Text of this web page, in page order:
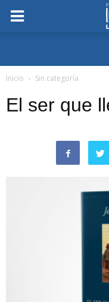
Inicio Sin categoría
El ser que